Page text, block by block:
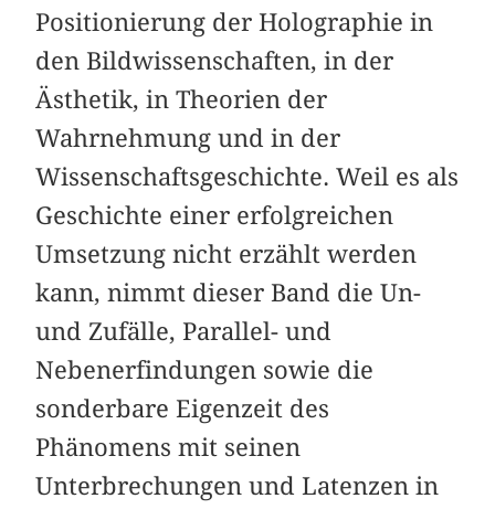
Positionierung der Holographie in
den Bildwissenschaften, in der
Ästhetik, in Theorien der
Wahrnehmung und in der
Wissenschaftsgeschichte. Weil es als
Geschichte einer erfolgreichen
Umsetzung nicht erzählt werden
kann, nimmt dieser Band die Un-
und Zufälle, Parallel- und
Nebenerfindungen sowie die
sonderbare Eigenzeit des
Phänomens mit seinen
Unterbrechungen und Latenzen in